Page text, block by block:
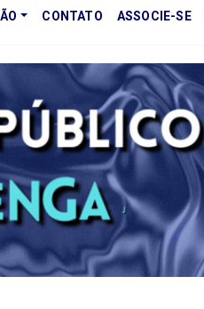
CONTATO ASSOCIE-SE